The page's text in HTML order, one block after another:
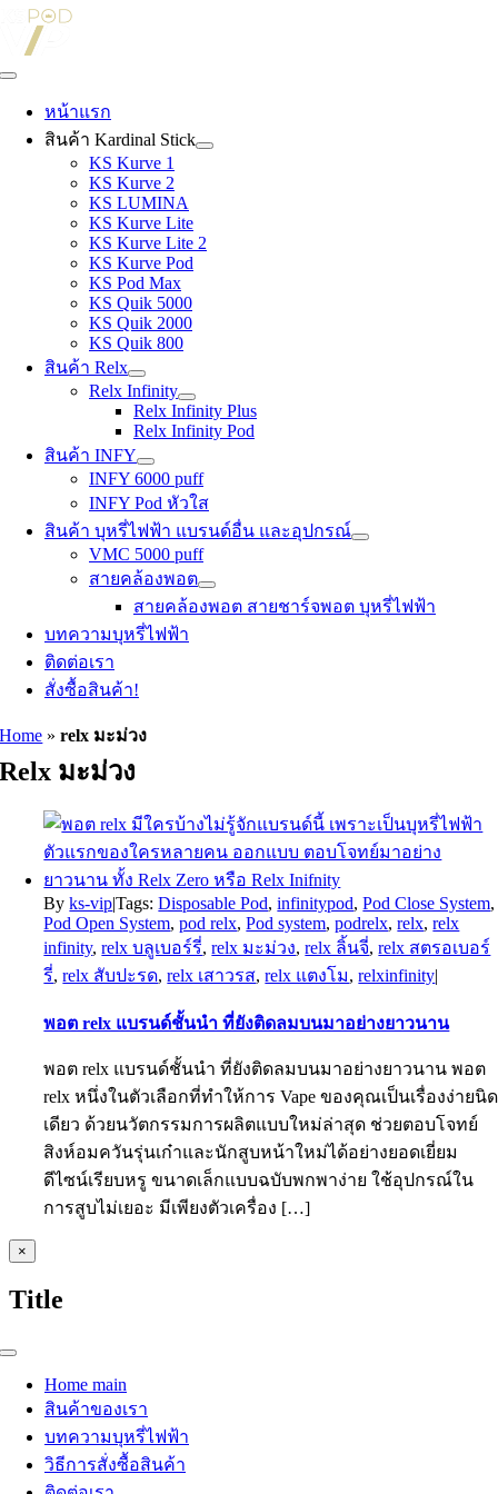
Skip
content
Toggle
Navigation
หน้าแรก
สินค้า Kardinal Stick
KS Kurve 1
KS Kurve 2
KS LUMINA
KS Kurve Lite
KS Kurve Lite 2
KS Kurve Pod
KS Pod Max
KS Quik 5000
KS Quik 2000
KS Quik 800
สินค้า Relx
Relx Infinity
Relx Infinity Plus
Relx Infinity Pod
สินค้า INFY
INFY 6000 puff
INFY Pod หัวใส
สินค้า บุหรี่ไฟฟ้า แบรนด์อื่น และอุปกรณ์
VMC 5000 puff
สายคล้องพอต
สายคล้องพอต สายชาร์จพอต บุหรี่ไฟฟ้า
บทความบุหรี่ไฟฟ้า
ติดต่อเรา
สั่งซื้อสินค้า!
Home »relx มะม่วง
Relx มะม่วง
Byks-vip|Tags:Disposable Pod,infinitypod,Pod Close System,
Pod Open System,pod relx,Pod system,podrelx,relx,relx
infinity,relx บลูเบอร์รี่,relx มะม่วง,relx ลิ้นจี่,relx สตรอเบอร์
รี่,relx สับปะรด,relx เสาวรส,relx แตงโม,relxinfinity|
พอต relx แบรนด์ชั้นนำ ที่ยังติดลมบนมาอย่างยาวนาน
พอต relx แบรนด์ชั้นนำ ที่ยังติดลมบนมาอย่างยาวนาน พอต
relx หนึ่งในตัวเลือกที่ทำให้การ Vape ของคุณเป็นเรื่องง่ายนิด
เดียว ด้วยนวัตกรรมการผลิตแบบใหม่ล่าสุด ช่วยตอบโจทย์
สิงห์อมควันรุ่นเก๋าและนักสูบหน้าใหม่ได้อย่างยอดเยี่ยม
ดีไซน์เรียบหรู ขนาดเล็กแบบฉบับพกพาง่าย ใช้อุปกรณ์ใน
การสูบไม่เยอะ มีเพียงตัวเครื่อง […]
Close
product
view
×
Title
Toggle
NavigationHome main
สินค้าของเรา
บทความบุหรี่ไฟฟ้า
วิธีการสั่งซื้อสินค้า